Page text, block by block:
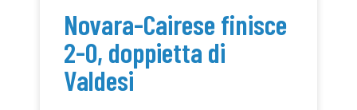
Novara-Cairese finisce
2-0, doppietta di
Valdesi